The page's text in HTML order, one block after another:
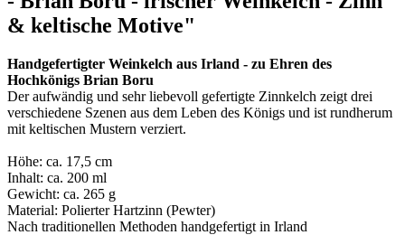
& keltische Motive"
Handgefertigter Weinkelch aus Irland - zu Ehren des
Hochkönigs Brian Boru
Der aufwändig und sehr liebevoll gefertigte Zinnkelch zeigt drei
verschiedene Szenen aus dem Leben des Königs und ist rundherum
mit keltischen Mustern verziert.
Höhe: ca. 17,5 cm
Inhalt: ca. 200 ml
Gewicht: ca. 265 g
Material: Polierter Hartzinn (Pewter)
Nach traditionellen Methoden handgefertigt in Irland